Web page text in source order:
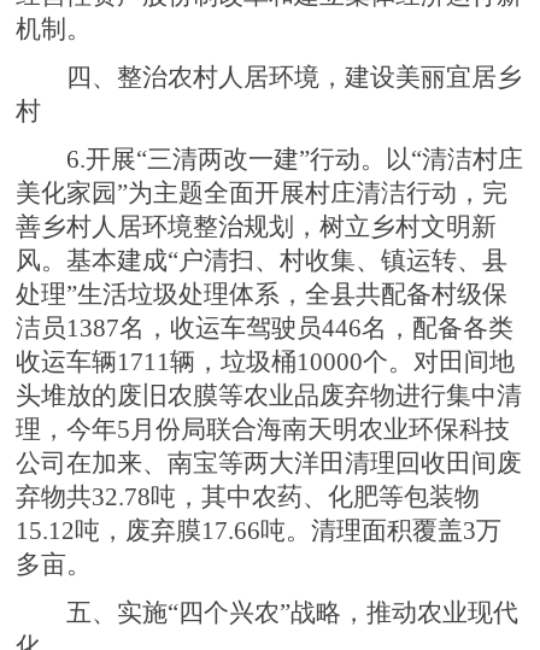
机制。
四、整治农村人居环境，建设美丽宜居乡
村
6.开展“三清两改一建”行动。以“清洁村庄
美化家园”为主题全面开展村庄清洁行动，完
善乡村人居环境整治规划，树立乡村文明新
风。基本建成“户清扫、村收集、镇运转、县
处理”生活垃圾处理体系，全县共配备村级保
洁员1387名，收运车驾驶员446名，配备各类
收运车辆1711辆，垃圾桶10000个。对田间地
头堆放的废旧农膜等农业品废弃物进行集中清
理，今年5月份局联合海南天明农业环保科技
公司在加来、南宝等两大洋田清理回收田间废
弃物共32.78吨，其中农药、化肥等包装物
15.12吨，废弃膜17.66吨。清理面积覆盖3万
多亩。
五、实施“四个兴农”战略，推动农业现代